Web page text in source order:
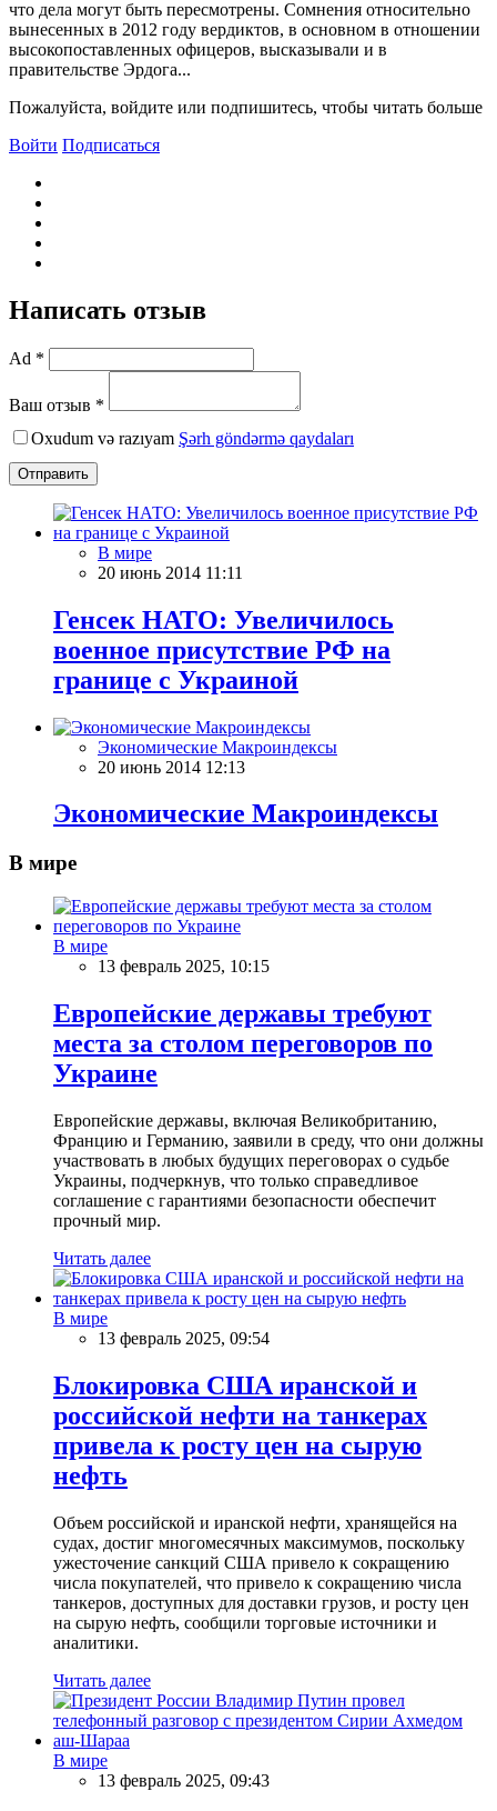
что дела могут быть пересмотрены. Сомнения относительно
вынесенных в 2012 году вердиктов, в основном в отношении
высокопоставленных офицеров, высказывали и в
правительстве Эрдога...
Пожалуйста, войдите или подпишитесь, чтобы читать больше
Войти Подписаться
Написать отзыв
Ad *
Ваш отзыв *
Oxudum və razıyam Şərh göndərmə qaydaları
Отправить
В мире
20 июнь 2014 11:11
Генсек НАТО: Увеличилось
военное присутствие РФ на
границе с Украиной
Экономические Макроиндексы
20 июнь 2014 12:13
Экономические Макроиндексы
В мире
В мире
13 февраль 2025, 10:15
Европейские державы требуют
места за столом переговоров по
Украине
Европейские державы, включая Великобританию,
Францию и Германию, заявили в среду, что они должны
участвовать в любых будущих переговорах о судьбе
Украины, подчеркнув, что только справедливое
соглашение с гарантиями безопасности обеспечит
прочный мир.
Читать далее
В мире
13 февраль 2025, 09:54
Блокировка США иранской и
российской нефти на танкерах
привела к росту цен на сырую
нефть
Объем российской и иранской нефти, хранящейся на
судах, достиг многомесячных максимумов, поскольку
ужесточение санкций США привело к сокращению
числа покупателей, что привело к сокращению числа
танкеров, доступных для доставки грузов, и росту цен
на сырую нефть, сообщили торговые источники и
аналитики.
Читать далее
В мире
13 февраль 2025, 09:43